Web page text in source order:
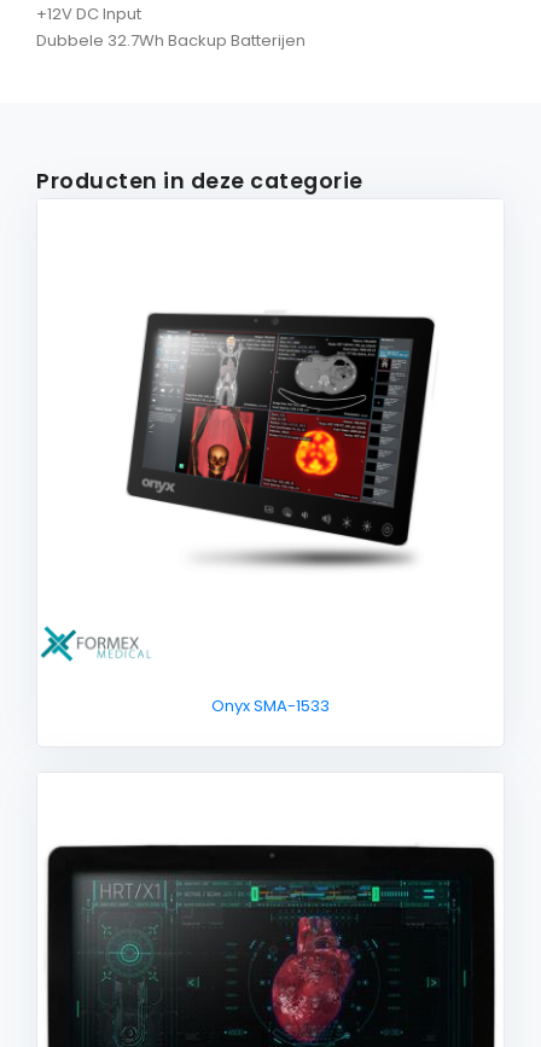
+12V DC Input
Dubbele 32.7Wh Backup Batterijen
Producten in deze categorie
Onyx SMA-1533